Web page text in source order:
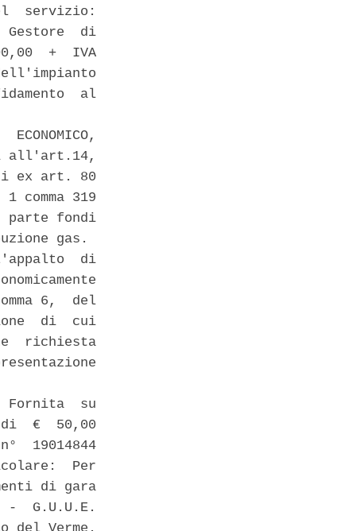
servizio:
Gestore  di
+  IVA
al
ECONOMICO,
all'art.14,
ex art. 80
comma 319
parte fondi
gas.
di
6,  del
di  cui
richiesta
Fornita  su
di  €  50,00
19014844
Per
di gara
G.U.U.E.